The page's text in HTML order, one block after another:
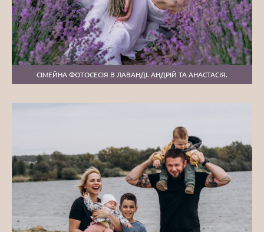
СІМЕЙНА ФОТОСЕСІЯ В ЛАВАНДІ. АНДРІЙ ТА АНАСТАСІЯ.